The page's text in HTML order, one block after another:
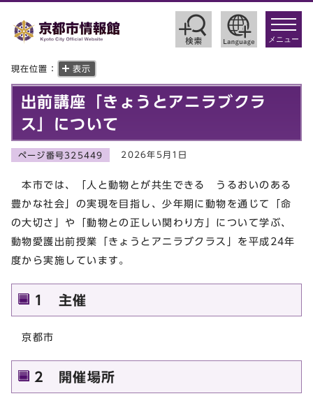
toggle
メニュー
現在位置： 表示
出前講座「きょうとアニラブクラ
ス」について
ページ番号325449 2026年5月1日
本市では、「人と動物とが共生できる うるおいのある
豊かな社会」の実現を目指し、少年期に動物を通じて「命
の大切さ」や「動物との正しい関わり方」について学ぶ、
動物愛護出前授業「きょうとアニラブクラス」を平成24年
度から実施しています。
1 主催
京都市
2 開催場所